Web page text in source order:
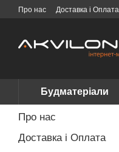
Перейти до основного
Про нас Доставка і Оплата
Будматеріали
Про нас
Доставка і Оплата